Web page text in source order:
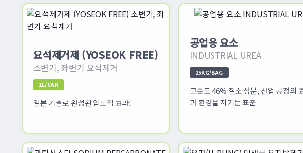
요석제거제 (YOSEOK FREE)
소변기, 좌변기 요석제거
1L/CAN
일본 기술로 완성된 압도적 효과!
공업용 요소
INDUSTRIAL UREA
25KG/BAG
고순도 46% 질소 성분, 산업 공정의
과 환경을 지키는 표준